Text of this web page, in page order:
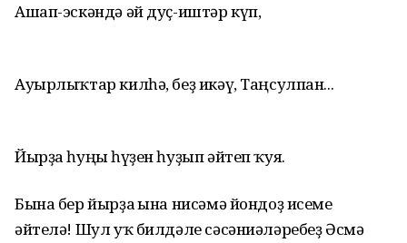
Ашап-эскәндә әй дуҫ-иштәр күп,
Ауырлыҡтар килһә, беҙ икәү, Таңсулпан...
Йырҙа һуңғы һүҙен һуҙып әйтеп ҡуя.
Бына бер йырҙа ғына нисәмә йондоҙ исеме
әйтелә! Шул уҡ билдәле сәсәниәләребеҙ Әсмә